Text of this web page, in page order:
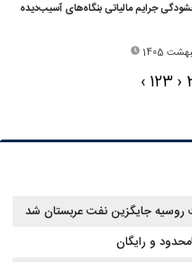
جرایم مالیاتی بنگاه‌های آسیب‌دیده
‹
123
›
روسیه جایگزین نفت عربستان شد